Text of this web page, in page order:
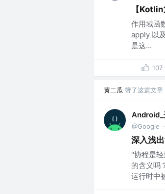
【
作用域函
apply 以
是这...
107
黄二瓜 赞了这篇文章
Android_
@Google ·
深入浅
"协程是
的含义吗
运行时中